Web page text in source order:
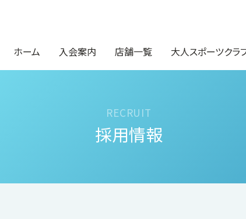
ホーム
入会案内 店舗一覧 大人スポーツクラ
採用情報